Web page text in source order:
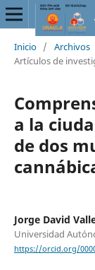
Inicio / Archivos
Artículos de
a la
de dos
Jorge David
Universidad
https://orcid.org/